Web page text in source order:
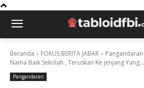
Beranda FOKUS BERITA JABAR Pangandaran
Nama Baik Sekolah , Teruskan Ke jenjang Yang...
Pangandaran